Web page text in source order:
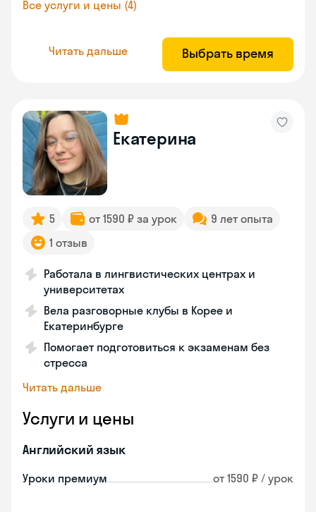
Все услуги и цены (4)
Читать дальше Выбрать время
Екатерина
5 от 1590 ₽ за урок
9 лет опыта
1 отзыв
Работала в лингвистических центрах и
университетах
Вела разговорные клубы в Корее и
Екатеринбурге
Помогает подготовиться к экзаменам без
стресса
Читать дальше
Услуги и цены
Английский язык
Уроки премиум от 1590 ₽ / урок